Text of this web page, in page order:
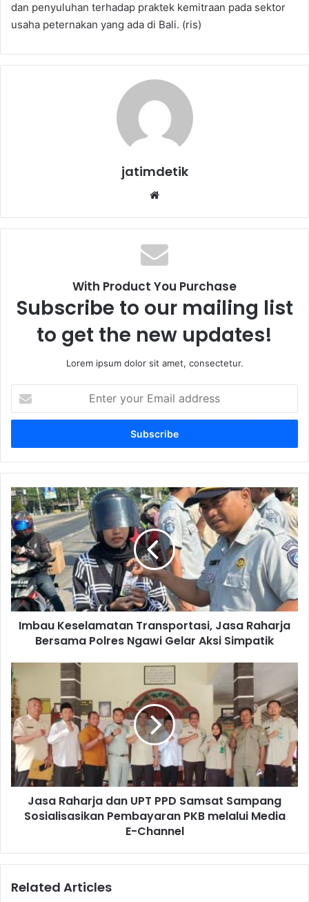
dan penyuluhan terhadap praktek kemitraan pada sektor
usaha peternakan yang ada di Bali. (ris)
jatimdetik
te
With Product You Purchase
Subscribe to our mailing list
to get the new updates!
Lorem ipsum dolor sit amet, consectetur.
t
r
y
u
r
E
m
a
i
l
a
d
s
s
I
m
b
a
u
K
e
s
e
a
t
a
n
T
r
a
n
s
a
i
Imbau Keselamatan Transportasi, Jasa Raharja
Bersama Polres Ngawi Gelar Aksi Simpatik
J
a
s
a
R
a
h
a
r
P
Jasa Raharja dan UPT PPD Samsat Sampang
Sosialisasikan Pembayaran PKB melalui Media
E-Channel
Related Articles